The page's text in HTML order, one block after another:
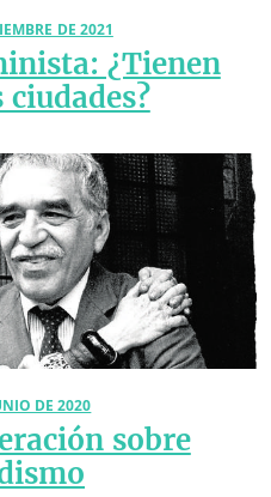
DE 2021
¿Tienen
ciudades?
DE 2020
sobre